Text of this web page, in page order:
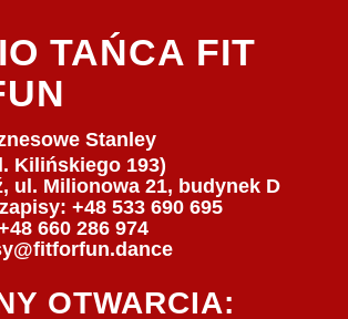
TAŃCA FIT
Stanley
Kilińskiego 193)
ul. Milionowa 21, budynek D
+48 533 690 695
660 286 974
OTWARCIA: